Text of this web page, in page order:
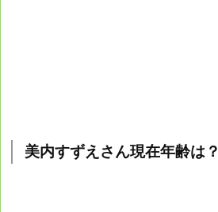
美内すずえさん現在年齢は？